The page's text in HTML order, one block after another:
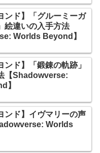
ンド】「グルーミーガ
絵違いの入手方法
Worlds Beyond】
ンド】「鍛錬の軌跡」
【Shadowverse:
】
ンド】イヴマリーの声
Worlds